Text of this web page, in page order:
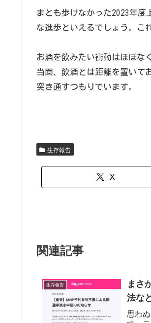
まとも歩けなかった2023年
な進歩といえるでしょう。こ
お酒を飲みたい衝動はほぼな
当面、飲酒とは距離を置いて
突き通すつもりでいます。
生存報告
X
関連記事
生存報告
まさ
法な
思わ